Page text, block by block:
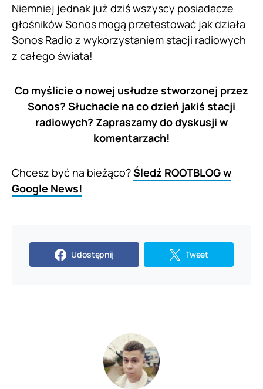
Niemniej jednak już dziś wszyscy posiadacze
głośników Sonos mogą przetestować jak działa
Sonos Radio z wykorzystaniem stacji radiowych
z całego świata!
Co myślicie o nowej usłudze stworzonej przez
Sonos? Słuchacie na co dzień jakiś stacji
radiowych? Zapraszamy do dyskusji w
komentarzach!
Chcesz być na bieżąco?Śledź ROOTBLOG w
Google News!
Udostępnij Tweet